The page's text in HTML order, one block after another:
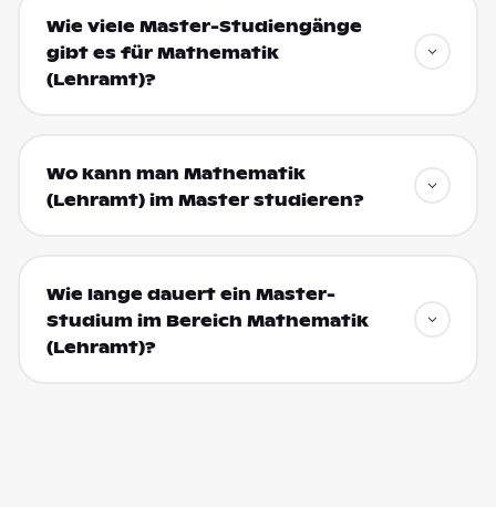
Wie viele Master-Studiengänge
gibt es für Mathematik
(Lehramt)?
Wo kann man Mathematik
(Lehramt) im Master studieren?
Wie lange dauert ein Master-
Studium im Bereich Mathematik
(Lehramt)?